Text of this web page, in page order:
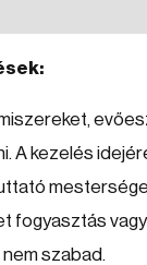
A kezelés
fogyasztás
szabad.